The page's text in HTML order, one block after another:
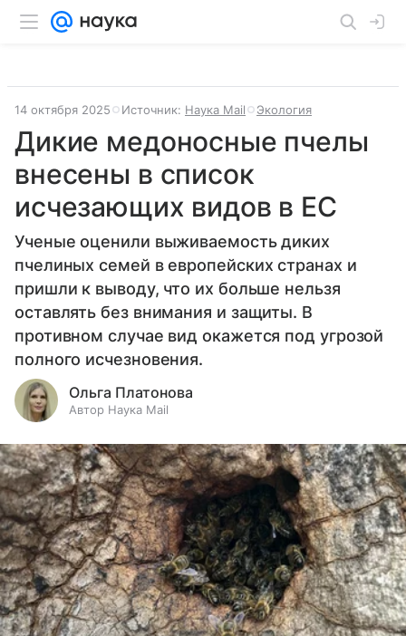
14 октября 2025 Источник: Наука Mail Экология
Дикие медоносные пчелы
внесены в список
исчезающих видов в ЕС
Ученые оценили выживаемость диких
пчелиных семей в европейских странах и
пришли к выводу, что их больше нельзя
оставлять без внимания и защиты. В
противном случае вид окажется под угрозой
полного исчезновения.
Ольга Платонова
Автор Наука Mail